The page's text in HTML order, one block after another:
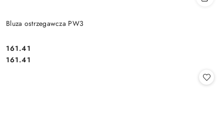
Bluza ostrzegawcza PW3
Cena:
161.41
Cena:
161.41